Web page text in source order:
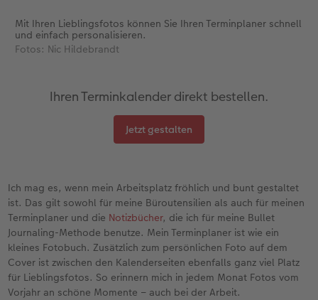
Mit Ihren Lieblingsfotos können Sie Ihren Terminplaner schnell
und einfach personalisieren.
Fotos: Nic Hildebrandt
Ihren Terminkalender direkt bestellen.
Jetzt gestalten
Ich mag es, wenn mein Arbeitsplatz fröhlich und bunt gestaltet
ist. Das gilt sowohl für meine Büroutensilien als auch für meinen
Terminplaner und die Notizbücher, die ich für meine Bullet
Journaling-Methode benutze. Mein Terminplaner ist wie ein
kleines Fotobuch. Zusätzlich zum persönlichen Foto auf dem
Cover ist zwischen den Kalenderseiten ebenfalls ganz viel Platz
für Lieblingsfotos. So erinnern mich in jedem Monat Fotos vom
Vorjahr an schöne Momente – auch bei der Arbeit.